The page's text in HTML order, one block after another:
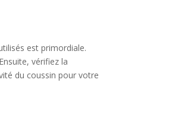
est primordiale.
vérifiez la
du coussin pour votre